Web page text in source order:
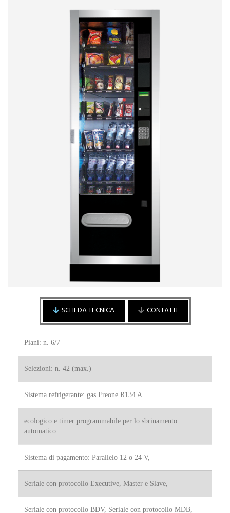
SCHEDA TECNICA CONTATTI
Piani: n. 6/7
Selezioni: n. 42 (max.)
Sistema refrigerante: gas Freone R134 A
ecologico e timer programmabile per lo sbrinamento
automatico
Sistema di pagamento: Parallelo 12 o 24 V,
Seriale con protocollo Executive, Master e Slave,
Seriale con protocollo BDV, Seriale con protocollo MDB,
Cliente
Nome*
Nome